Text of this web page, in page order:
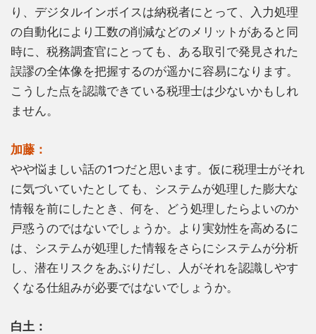
り、デジタルインボイスは納税者にとって、入力処理
の自動化により工数の削減などのメリットがあると同
時に、税務調査官にとっても、ある取引で発見された
誤謬の全体像を把握するのが遥かに容易になります。
こうした点を認識できている税理士は少ないかもしれ
ません。
加藤：
やや悩ましい話の1つだと思います。仮に税理士がそれ
に気づいていたとしても、システムが処理した膨大な
情報を前にしたとき、何を、どう処理したらよいのか
戸惑うのではないでしょうか。より実効性を高めるに
は、システムが処理した情報をさらにシステムが分析
し、潜在リスクをあぶりだし、人がそれを認識しやす
くなる仕組みが必要ではないでしょうか。
白土：